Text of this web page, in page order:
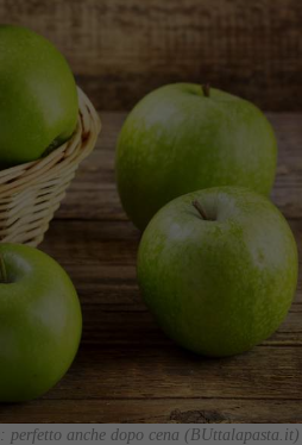
perfetto anche dopo cena (BUttalapasta.it)